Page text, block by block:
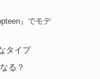
』でモデ
タイプ
る？